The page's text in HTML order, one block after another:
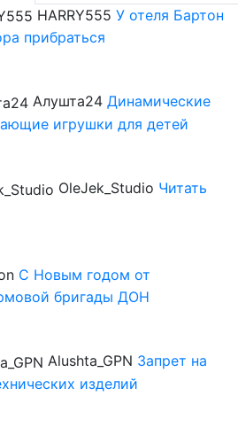
HARRY555 У отеля Бартон
прибраться
Алушта24 Динамические
игрушки для детей
OleJek_Studio Читать
С Новым годом от
бригады ДОН
Alushta_GPN Запрет на
изделий